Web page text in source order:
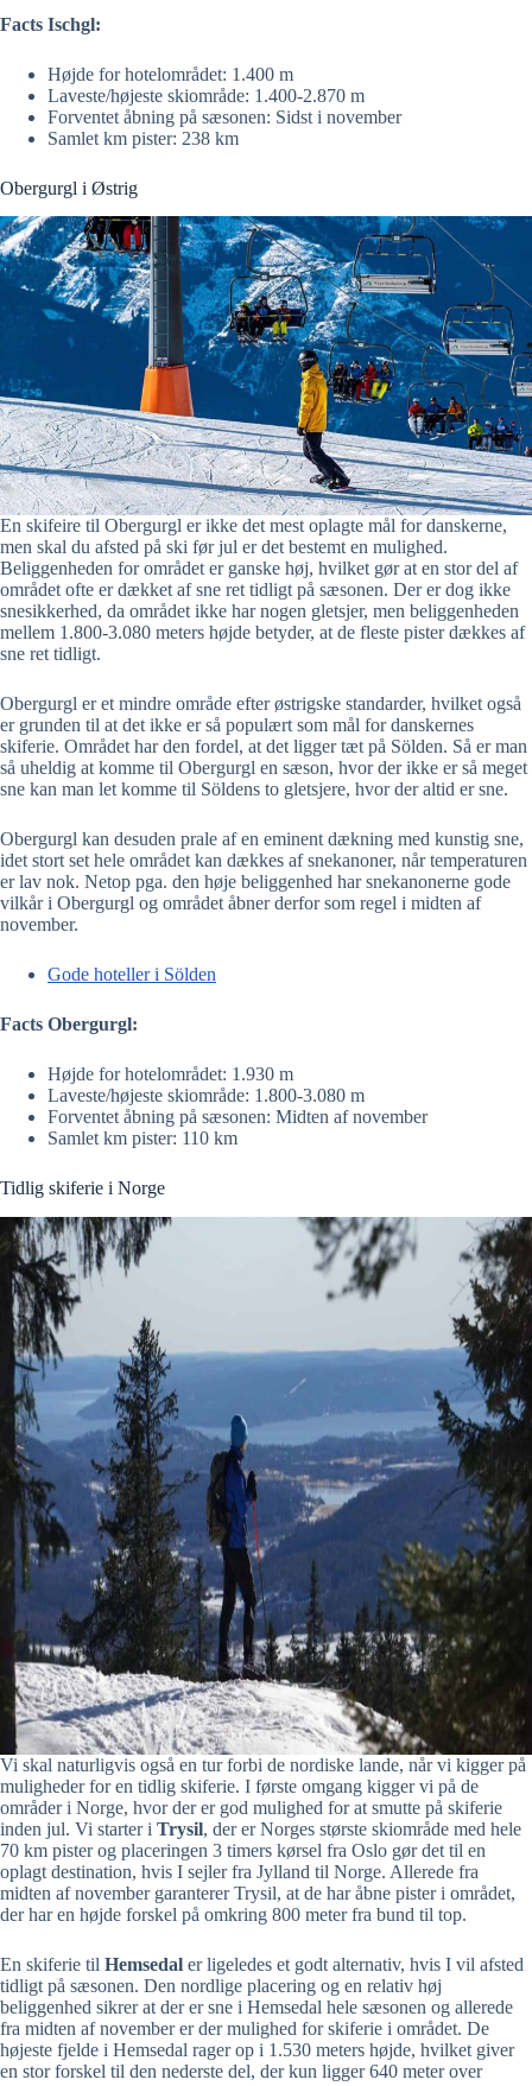
Facts Ischgl:
Højde for hotelområdet: 1.400 m
Laveste/højeste skiområde: 1.400-2.870 m
Forventet åbning på sæsonen: Sidst i november
Samlet km pister: 238 km
Obergurgl i Østrig
En skifeire til Obergurgl er ikke det mest oplagte mål for danskerne,
men skal du afsted på ski før jul er det bestemt en mulighed.
Beliggenheden for området er ganske høj, hvilket gør at en stor del af
området ofte er dækket af sne ret tidligt på sæsonen. Der er dog ikke
snesikkerhed, da området ikke har nogen gletsjer, men beliggenheden
mellem 1.800-3.080 meters højde betyder, at de fleste pister dækkes af
sne ret tidligt.
Obergurgl er et mindre område efter østrigske standarder, hvilket også
er grunden til at det ikke er så populært som mål for danskernes
skiferie. Området har den fordel, at det ligger tæt på Sölden. Så er man
så uheldig at komme til Obergurgl en sæson, hvor der ikke er så meget
sne kan man let komme til Söldens to gletsjere, hvor der altid er sne.
Obergurgl kan desuden prale af en eminent dækning med kunstig sne,
idet stort set hele området kan dækkes af snekanoner, når temperaturen
er lav nok. Netop pga. den høje beliggenhed har snekanonerne gode
vilkår i Obergurgl og området åbner derfor som regel i midten af
november.
Gode hoteller i Sölden
Facts Obergurgl:
Højde for hotelområdet: 1.930 m
Laveste/højeste skiområde: 1.800-3.080 m
Forventet åbning på sæsonen: Midten af november
Samlet km pister: 110 km
Tidlig skiferie i Norge
Vi skal naturligvis også en tur forbi de nordiske lande, når vi kigger på
muligheder for en tidlig skiferie. I første omgang kigger vi på de
områder i Norge, hvor der er god mulighed for at smutte på skiferie
inden jul. Vi starter i Trysil, der er Norges største skiområde med hele
70 km pister og placeringen 3 timers kørsel fra Oslo gør det til en
oplagt destination, hvis I sejler fra Jylland til Norge. Allerede fra
midten af november garanterer Trysil, at de har åbne pister i området,
der har en højde forskel på omkring 800 meter fra bund til top.
En skiferie til Hemsedal er ligeledes et godt alternativ, hvis I vil afsted
tidligt på sæsonen. Den nordlige placering og en relativ høj
beliggenhed sikrer at der er sne i Hemsedal hele sæsonen og allerede
fra midten af november er der mulighed for skiferie i området. De
højeste fjelde i Hemsedal rager op i 1.530 meters højde, hvilket giver
en stor forskel til den nederste del, der kun ligger 640 meter over